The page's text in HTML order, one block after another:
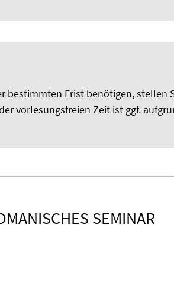
bestimmten Frist benötigen, stellen
vorlesungsfreien Zeit ist ggf.
SEMINAR